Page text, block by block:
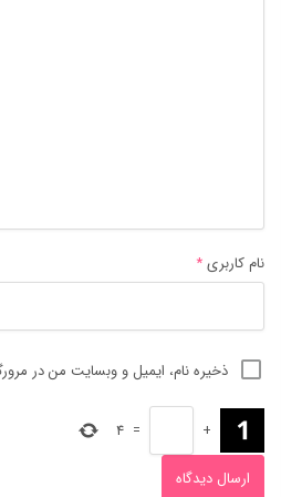
نام کاربری *
ذخیره نام، ایمیل و وبسایت من در
+
=
4